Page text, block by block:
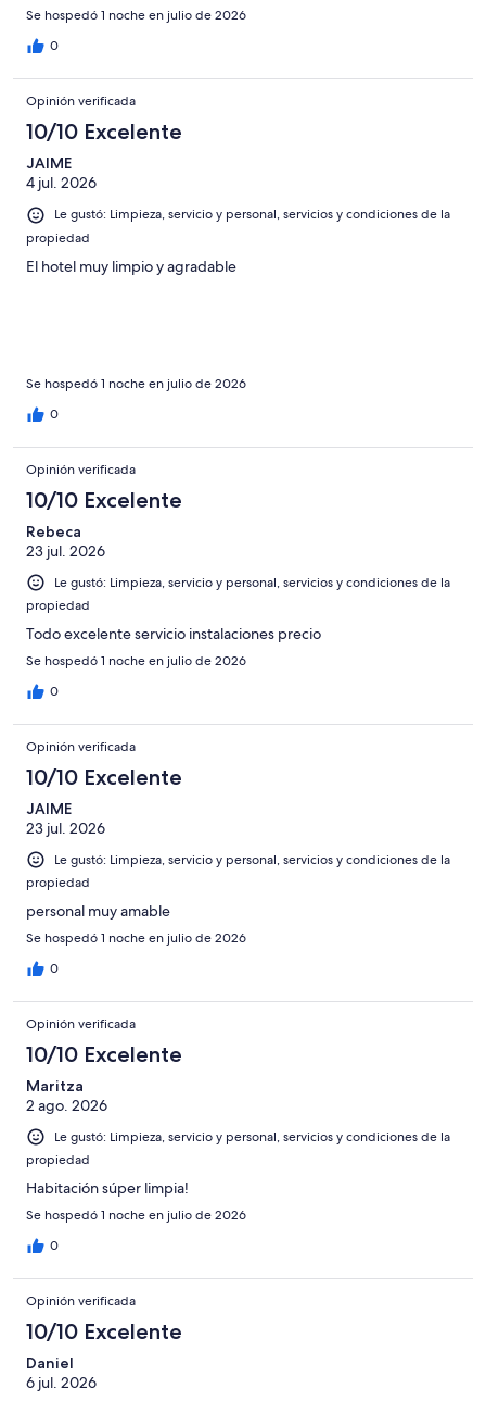
Se hospedó 1 noche en julio de 2026
0
Opinión verificada
10/10 Excelente
JAIME
4 jul. 2026
Le gustó: Limpieza, servicio y personal, servicios y condiciones de la
propiedad
El hotel muy limpio y agradable
Se hospedó 1 noche en julio de 2026
0
Opinión verificada
10/10 Excelente
Rebeca
23 jul. 2026
Le gustó: Limpieza, servicio y personal, servicios y condiciones de la
propiedad
Todo excelente servicio instalaciones precio
Se hospedó 1 noche en julio de 2026
0
Opinión verificada
10/10 Excelente
JAIME
23 jul. 2026
Le gustó: Limpieza, servicio y personal, servicios y condiciones de la
propiedad
personal muy amable
Se hospedó 1 noche en julio de 2026
0
Opinión verificada
10/10 Excelente
Maritza
2 ago. 2026
Le gustó: Limpieza, servicio y personal, servicios y condiciones de la
propiedad
Habitación súper limpia!
Se hospedó 1 noche en julio de 2026
0
Opinión verificada
10/10 Excelente
Daniel
6 jul. 2026